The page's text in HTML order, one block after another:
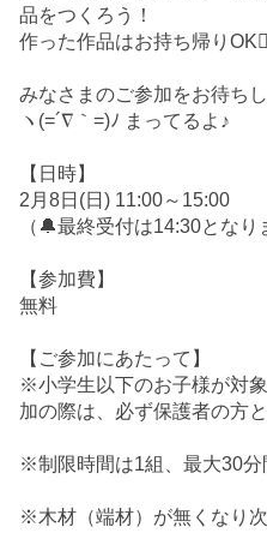
品をつくろう！
作った作品はお持ち帰り
みなさまのご参加をお待ち
ヽ(=´∇｀=)ﾉ まってるよ♪
【日時】
2月8日(日) 11:00～15:00
（🔔最終受付は14:30となり
【参加費】
無料
【ご参加にあたって】
※小学生以下のお子様が対
加の際は、必ず保護者の方
※制限時間は1組、最大30分
※木材（端材）が無くなり次